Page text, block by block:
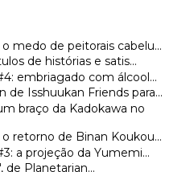
medo de peitorais cabelu...
de histórias e satis...
embriagado com álcool...
Isshuukan Friends para...
braço da Kadokawa no
retorno de Binan Koukou...
a projeção da Yumemi...
de Planetarian...